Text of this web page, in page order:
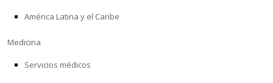
INVESTIGACIÓN
América Latina y el Caribe
Medicina
Servicios médicos